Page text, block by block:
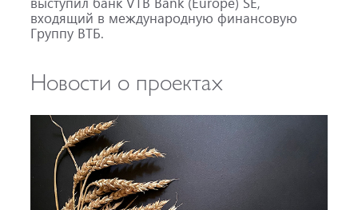
входящий в международную финансовую
Группу ВТБ.
Новости о проектах